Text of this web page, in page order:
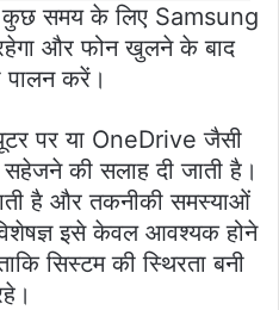
कुछ समय के लिए Samsung
और फोन खुलने के बाद
पालन करें।
पर या OneDrive जैसी
की सलाह दी जाती है।
है और तकनीकी समस्याओं
इसे केवल आवश्यक होने
सिस्टम की स्थिरता बनी